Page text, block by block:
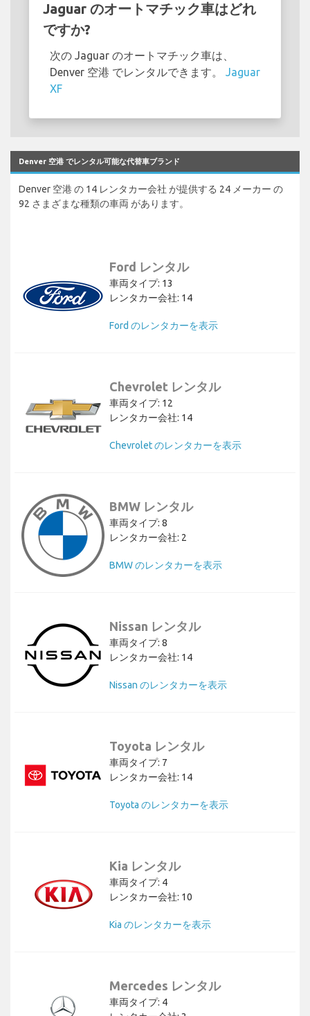
Jaguar のオートマチック車はどれ
ですか?
次の Jaguar のオートマチック車は、
Denver 空港 でレンタルできます。 Jaguar
XF
Denver 空港 でレンタル可能な代替車ブランド
Denver 空港 の 14 レンタカー会社 が提供する 24 メーカー の
92 さまざまな種類の車両 があります。
Ford レンタル
車両タイプ: 13
レンタカー会社: 14
Ford のレンタカーを表示
Chevrolet レンタル
車両タイプ: 12
レンタカー会社: 14
Chevrolet のレンタカーを表示
BMW レンタル
車両タイプ: 8
レンタカー会社: 2
BMW のレンタカーを表示
Nissan レンタル
車両タイプ: 8
レンタカー会社: 14
Nissan のレンタカーを表示
Toyota レンタル
車両タイプ: 7
レンタカー会社: 14
Toyota のレンタカーを表示
Kia レンタル
車両タイプ: 4
レンタカー会社: 10
Kia のレンタカーを表示
Mercedes レンタル
車両タイプ: 4